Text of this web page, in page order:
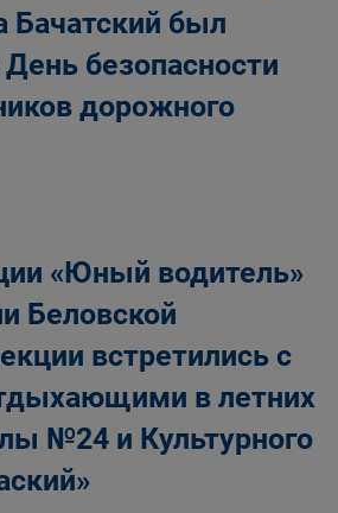
Бачатский был
День безопасности
дорожного
«Юный водитель»
Беловской
встретились с
в летних
№24 и Культурного